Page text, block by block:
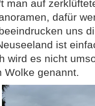
man auf
dafür
uns
ist
wird es nicht
Wolke genannt.